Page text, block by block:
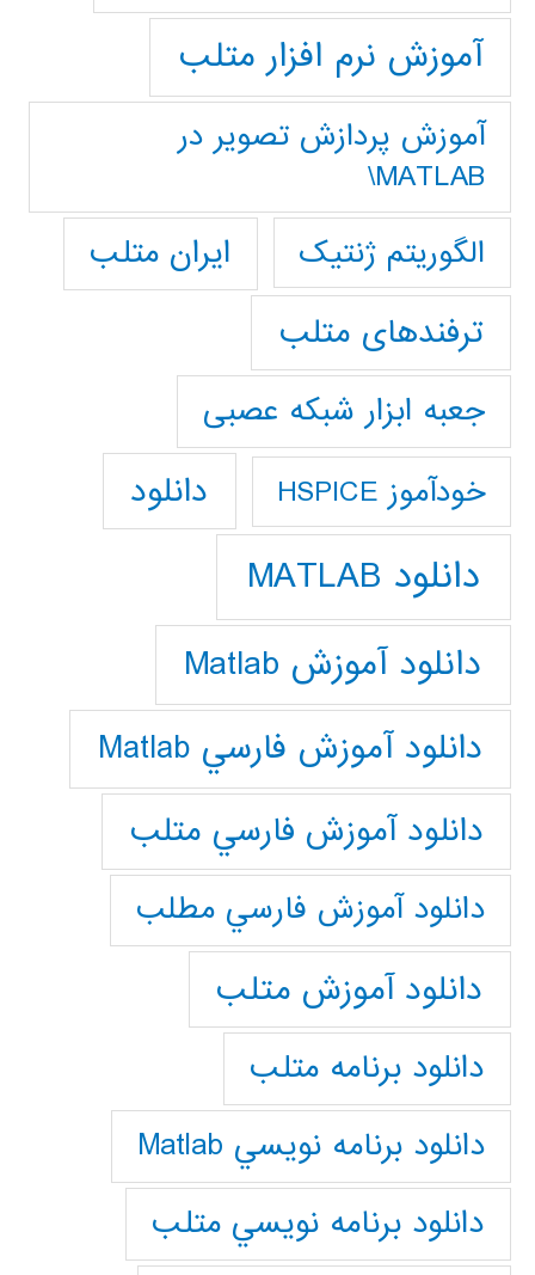
آموزش نرم افزار متلب
آموزش پردازش تصوير در
MATLAB\
الگوریتم ژنتیک
ایران متلب
ترفندهای متلب
جعبه ابزار شبکه عصبی
خودآموز HSPICE دانلود
دانلود MATLAB
دانلود آموزش Matlab
دانلود آموزش فارسي Matlab
دانلود آموزش فارسي متلب
دانلود آموزش فارسي مطلب
دانلود آموزش متلب
دانلود برنامه متلب
دانلود برنامه نويسي Matlab
دانلود برنامه نويسي متلب